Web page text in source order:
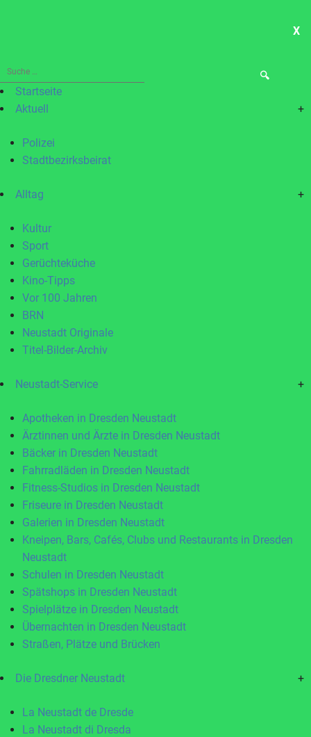
X
Suche
nach:Startseite
Aktuell
+
Polizei
Stadtbezirksbeirat
Alltag +
Kultur
Sport
Gerüchteküche
Kino-Tipps
Vor 100 Jahren
BRN
Neustadt Originale
Titel-Bilder-Archiv
Neustadt-Service +
Apotheken in Dresden Neustadt
Ärztinnen und Ärzte in Dresden Neustadt
Bäcker in Dresden Neustadt
Fahrradläden in Dresden Neustadt
Fitness-Studios in Dresden Neustadt
Friseure in Dresden Neustadt
Galerien in Dresden Neustadt
Kneipen, Bars, Cafés, Clubs und Restaurants in Dresden
Neustadt
Schulen in Dresden Neustadt
Spätshops in Dresden Neustadt
Spielplätze in Dresden Neustadt
Übernachten in Dresden Neustadt
Straßen, Plätze und Brücken
Die Dresdner Neustadt +
La Neustadt de Dresde
La Neustadt di Dresda